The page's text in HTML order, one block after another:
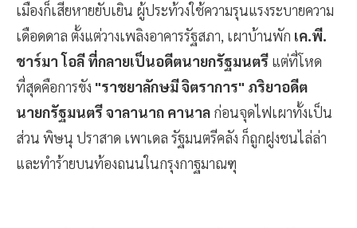
เมืองก็เสียหายยับเยิน ผู้ประท้วงใช้ความรุนแรงระบายความ
เดือดดาล ตั้งแต่วางเพลิงอาคารรัฐสภา, เผาบ้านพัก เค.พี.
ชาร์มา โอลี ที่กลายเป็นอดีตนายกรัฐมนตรี แต่ที่โหด
ที่สุดคือการขัง "ราชยาลักษมี จิตราการ" ภริยาอดีต
นายกรัฐมนตรี จาลานาถ คานาล ก่อนจุดไฟเผาทั้งเป็น
ส่วน พิษนุ ปราสาด เพาเดล รัฐมนตรีคลัง ก็ถูกฝูงชนไล่ล่า
และทำร้ายบนท้องถนนในกรุงกาฐมาณฑุ